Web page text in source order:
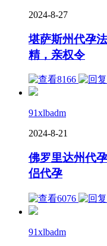
2024-8-27
堪萨斯州代孕
精，亲权令
8166
91xlbadm
2024-8-21
佛罗里达州代
侣代孕
6076
91xlbadm